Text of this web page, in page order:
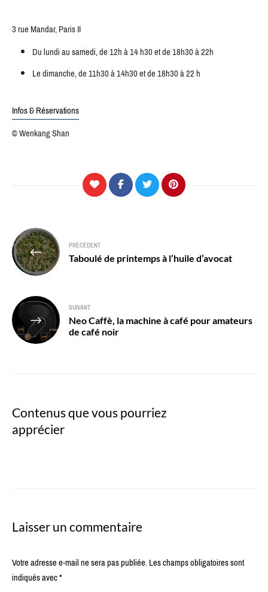
3 rue Mandar, Paris II
Du lundi au samedi, de 12h à 14 h30 et de 18h30 à 22h
Le dimanche, de 11h30 à 14h30 et de 18h30 à 22 h
Infos & Réservations
© Wenkang Shan
Navigation
de
l’article
PRÉCÉDENT
Taboulé de printemps à l’huile d’avocat
SUIVANT
Neo Caffè, la machine à café pour amateurs
de café noir
Contenus que vous pourriez
apprécier
Laisser un commentaire
Votre adresse e-mail ne sera pas publiée.Les champs obligatoires sont
indiqués avec*